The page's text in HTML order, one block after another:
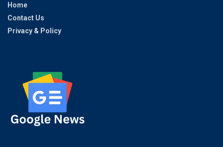
Home
Contact Us
Privacy & Policy